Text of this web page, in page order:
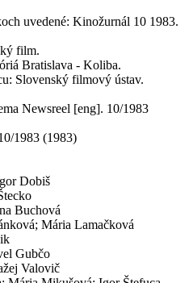
uvedené: Kinožurnál 10 1983.
film.
Bratislava - Koliba.
Slovenský filmový ústav.
Newsreel [eng]. 10/1983
1983 (1983)
Dobiš
Buchová
Mária Lamačková
Gubčo
Valovič